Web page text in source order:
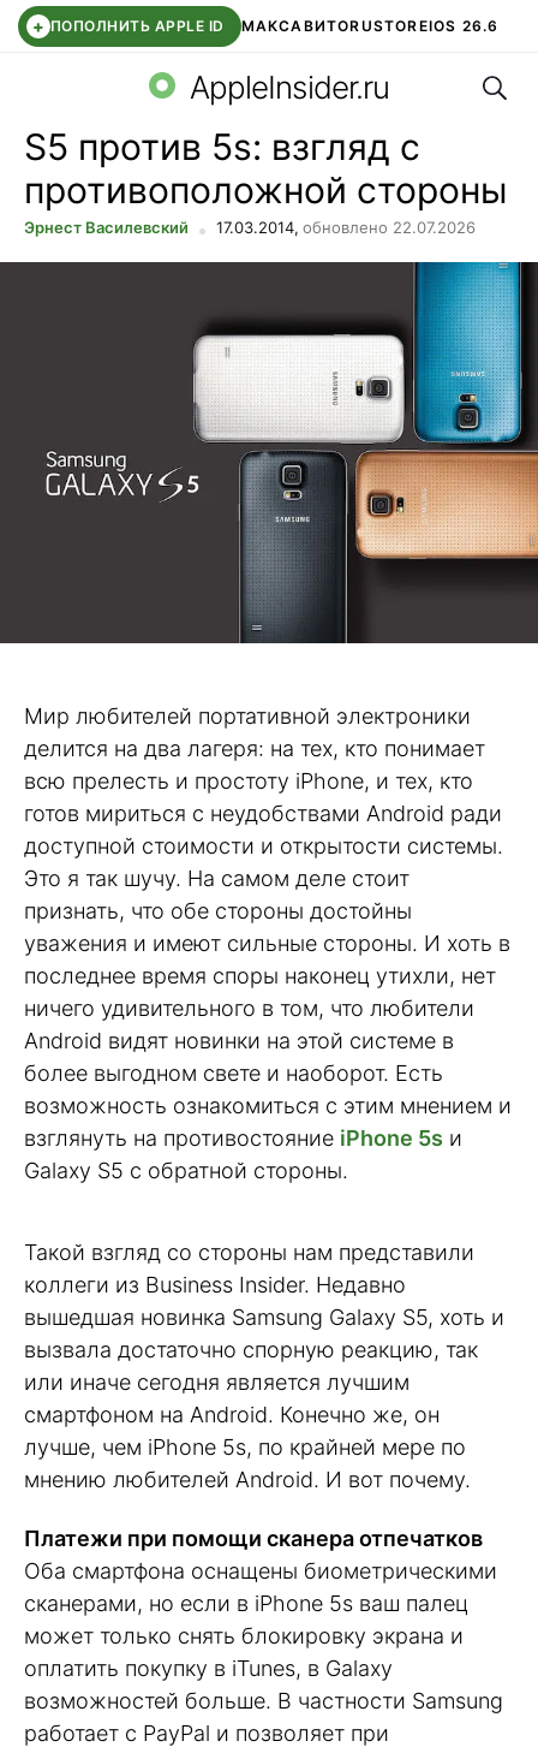
+ ПОПОЛНИТЬ APPLE ID МАКСАВИТОRUSTOREIOS 26.6
СБЕР КИДС ВТБ ОНЛАЙН ЧАТ В ROBLOX
AppleInsider.ru
S5 против 5s: взгляд с
противоположной стороны
Эрнест Василевский 17.03.2014, обновлено 22.07.2026
Мир любителей портативной электроники
делится на два лагеря: на тех, кто понимает
всю прелесть и простоту iPhone, и тех, кто
готов мириться с неудобствами Android ради
доступной стоимости и открытости системы.
Это я так шучу. На самом деле стоит
признать, что обе стороны достойны
уважения и имеют сильные стороны. И хоть в
последнее время споры наконец утихли, нет
ничего удивительного в том, что любители
Android видят новинки на этой системе в
более выгодном свете и наоборот. Есть
возможность ознакомиться с этим мнением и
взглянуть на противостояние iPhone 5s и
Galaxy S5 с обратной стороны.
Такой взгляд со стороны нам представили
коллеги из Business Insider. Недавно
вышедшая новинка Samsung Galaxy S5, хоть и
вызвала достаточно спорную реакцию, так
или иначе сегодня является лучшим
смартфоном на Android. Конечно же, он
лучше, чем iPhone 5s, по крайней мере по
мнению любителей Android. И вот почему.
Платежи при помощи сканера отпечатков
Оба смартфона оснащены биометрическими
сканерами, но если в iPhone 5s ваш палец
может только снять блокировку экрана и
оплатить покупку в iTunes, в Galaxy
возможностей больше. В частности Samsung
работает с PayPal и позволяет при